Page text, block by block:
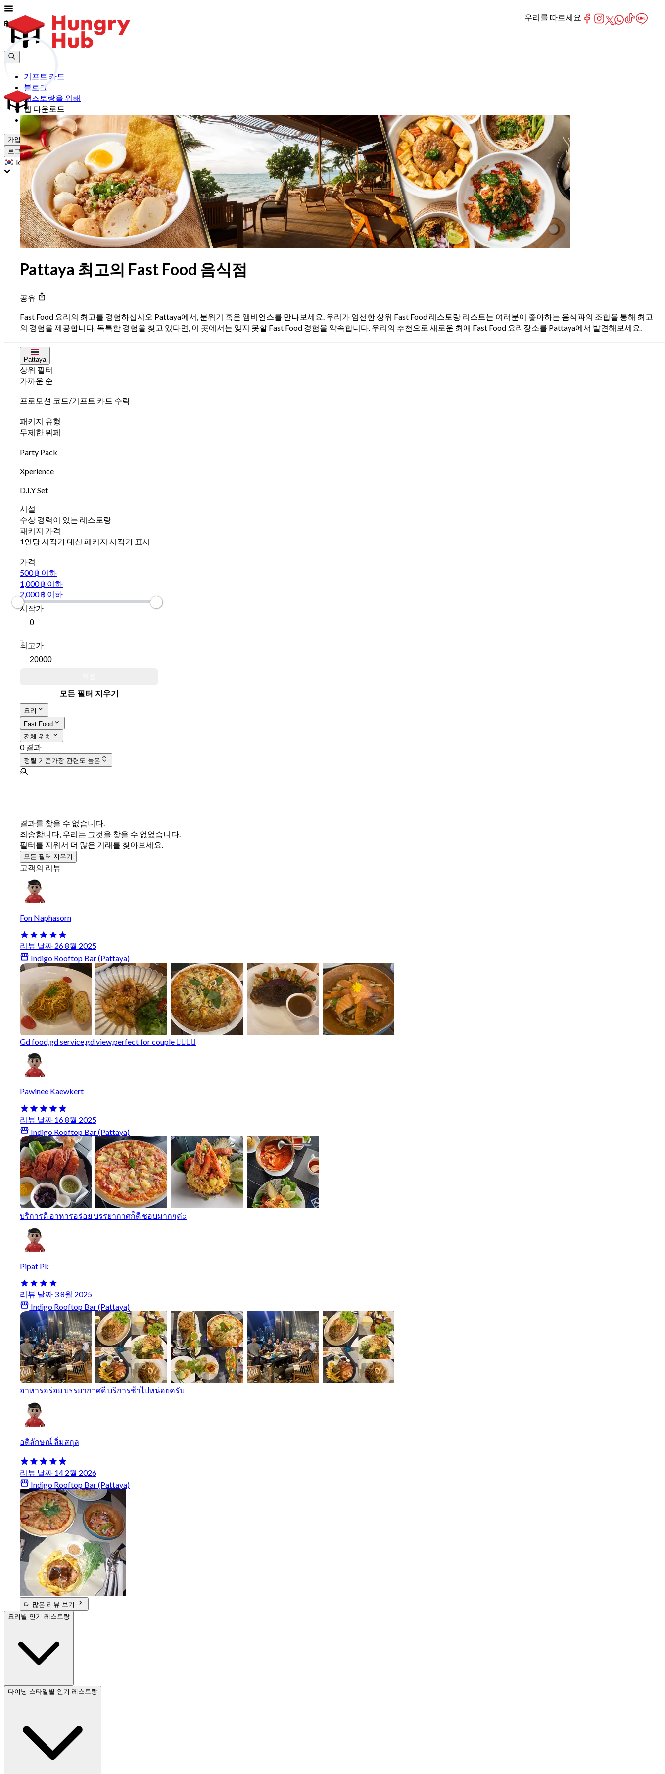
기프트 카드
블로그
레스토랑을 위해
앱 다운로드
도움
가입하기
로그인
kr
Pattaya 최고의 Fast Food 음식점
공유
Fast Food 요리의 최고를 경험하십시오 Pattaya에서, 분위기 혹은 앰비언스를 만나보세요. 우리가 엄선한 상위 Fast Food 레스토랑 리스트는 여러분이 좋아하는 음식과의 조합을 통해 최고
의 경험을 제공합니다. 독특한 경험을 찾고 있다면, 이 곳에서는 잊지 못할 Fast Food 경험을 약속합니다. 우리의 추천으로 새로운 최애 Fast Food 요리장소를 Pattaya에서 발견해보세요.
Pattaya
상위 필터
가까운 순
프로모션 코드/기프트 카드 수락
패키지 유형
무제한 뷔페
Party Pack
Xperience
D.I.Y Set
시설
수상 경력이 있는 레스토랑
패키지 가격
1인당 시작가 대신 패키지 시작가 표시
가격
500 ฿ 이하
1,000 ฿ 이하
2,000 ฿ 이하
฿
시작가
฿
최고가
모든 필터 지우기
요리
Fast Food
전체 위치
0 결과
정렬 기준가장 관련도 높은
결과를 찾을 수 없습니다.
죄송합니다, 우리는 그것을 찾을 수 없었습니다.
필터를 지워서 더 많은 거래를 찾아보세요.
모든 필터 지우기
고객의 리뷰
Fon Naphasorn
리뷰 날짜 26 8월 2025
Indigo Rooftop Bar (Pattaya)
Gd food,gd service,gd view,perfect for couple 👍🏻👏🏻
Pawinee Kaewkert
리뷰 날짜 16 8월 2025
Indigo Rooftop Bar (Pattaya)
บริการดี อาหารอร่อย บรรยากาศก็ดี ชอบมากๆค่ะ
Pipat Pk
리뷰 날짜 3 8월 2025
Indigo Rooftop Bar (Pattaya)
อาหารอร่อย บรรยากาศดี บริการช้าไปหน่อยครับ
อดิลักษณ์ ลิ่มสกุล
리뷰 날짜 14 2월 2026
Indigo Rooftop Bar (Pattaya)
더 많은 리뷰 보기
요리별 인기 레스토랑
다이닝 스타일별 인기 레스토랑
우리를 따르세요